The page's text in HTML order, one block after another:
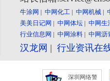
牛涂网 | 中网化工 | 中网机械 |
美美日记网 | 中网体坛 | 中网生
行业信息网 | 中网涂料 | 中网沥
汉龙网 | 行业资讯在
深圳网络警